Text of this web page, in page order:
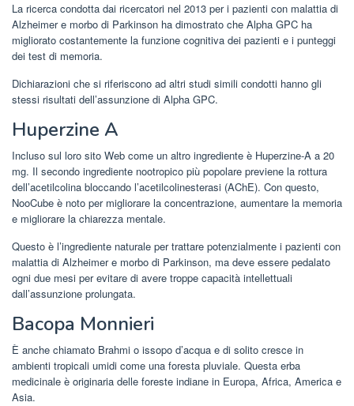
La ricerca condotta dai ricercatori nel 2013 per i pazienti con malattia di
Alzheimer e morbo di Parkinson ha dimostrato che Alpha GPC ha
migliorato costantemente la funzione cognitiva dei pazienti e i punteggi
dei test di memoria.
Dichiarazioni che si riferiscono ad altri studi simili condotti hanno gli
stessi risultati dell’assunzione di Alpha GPC.
Huperzine A
Incluso sul loro sito Web come un altro ingrediente è Huperzine-A a 20
mg. Il secondo ingrediente nootropico più popolare previene la rottura
dell’acetilcolina bloccando l’acetilcolinesterasi (AChE). Con questo,
NooCube è noto per migliorare la concentrazione, aumentare la memoria
e migliorare la chiarezza mentale.
Questo è l’ingrediente naturale per trattare potenzialmente i pazienti con
malattia di Alzheimer e morbo di Parkinson, ma deve essere pedalato
ogni due mesi per evitare di avere troppe capacità intellettuali
dall’assunzione prolungata.
Bacopa Monnieri
È anche chiamato Brahmi o issopo d’acqua e di solito cresce in
ambienti tropicali umidi come una foresta pluviale. Questa erba
medicinale è originaria delle foreste indiane in Europa, Africa, America e
Asia.